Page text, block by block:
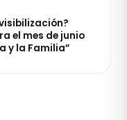
el mes de junio
y la Familia”